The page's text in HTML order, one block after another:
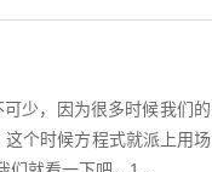
少，因为很多时候我们的
个时候方程式就派上用场